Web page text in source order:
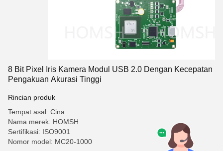
8 Bit Pixel Iris Kamera Modul USB 2.0 Dengan Kecepatan
Pengakuan Akurasi Tinggi
Rincian produk
Tempat asal: Cina
Nama merek: HOMSH
Sertifikasi: ISO9001
Nomor model: MC20-1000